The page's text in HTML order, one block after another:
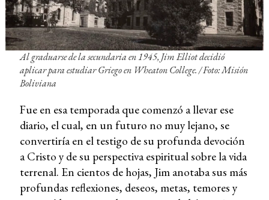
Al graduarse de la secundaria en 1945, Jim Elliot decidió
aplicar para estudiar Griego en Wheaton College. / Foto: Misión
Boliviana
Fue en esa temporada que comenzó a llevar ese
diario, el cual, en un futuro no muy lejano, se
convertiría en el testigo de su profunda devoción
a Cristo y de su perspectiva espiritual sobre la vida
terrenal. En cientos de hojas, Jim anotaba sus más
profundas reflexiones, deseos, metas, temores y